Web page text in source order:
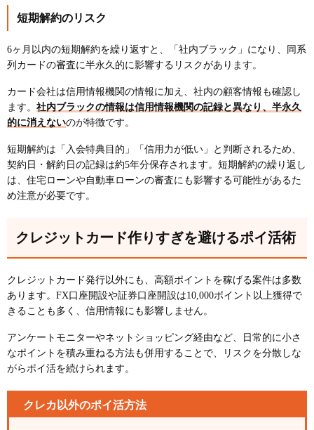
短期解約のリスク
6ヶ月以内の短期解約を繰り返すと、「社内ブラック」になり、同系
列カードの審査に半永久的に影響するリスクがあります。
カード会社は信用情報機関の情報に加え、社内の顧客情報も確認し
ます。 社内ブラックの情報は信用情報機関の記録と異なり、半永久
的に消えないのが特徴です。
短期解約は「入会特典目的」「信用力が低い」と判断されるため、
契約日・解約日の記録は約5年分保存されます。短期解約の繰り返し
は、住宅ローンや自動車ローンの審査にも影響する可能性があるた
め注意が必要です。
クレジットカード作りすぎを避けるポイ活術
クレジットカード発行以外にも、高額ポイントを稼げる案件は多数
あります。FX口座開設や証券口座開設は10,000ポイント以上獲得で
きることも多く、信用情報にも影響しません。
アンケートモニターやネットショッピング経由など、日常的に小さ
なポイントを積み重ねる方法も併用することで、リスクを分散しな
がらポイ活を続けられます。
クレカ以外のポイ活方法